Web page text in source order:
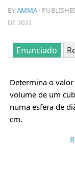
BYAMMA ·
DE 2022
Enunciado
Determina o
volume de um
numa esfera de
cm.